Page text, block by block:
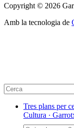
Copyright © 2026
Amb la tecnologia de
Tres plans per
Cultura ·